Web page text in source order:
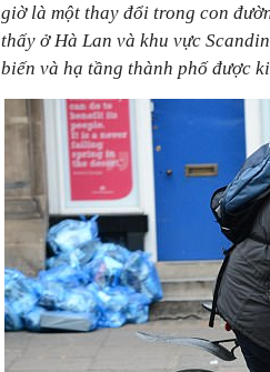
giờ là một thay đổi trong con
thấy ở Hà Lan và khu vực
biến và hạ tầng thành phố được